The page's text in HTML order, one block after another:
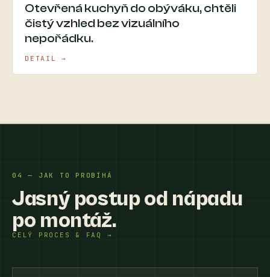
Otevřená kuchyň do obýváku, chtěli
čistý vzhled bez vizuálního
nepořádku.
DETAIL →
04 — JAK TO PROBÍHÁ
Jasný postup od nápadu
po montáž.
CELÝ PROCES & FAQ →